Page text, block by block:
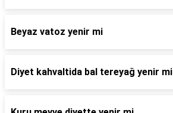
Beyaz vatoz yenir mi
Diyet kahvaltida bal tereyağ yenir mi